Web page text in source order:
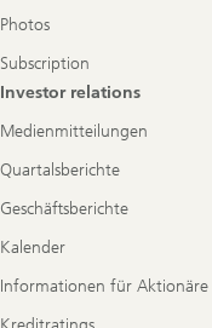
Photos
Subscription
Investor relations
Medienmitteilungen
Quartalsberichte
Geschäftsberichte
Kalender
Informationen für Aktionäre